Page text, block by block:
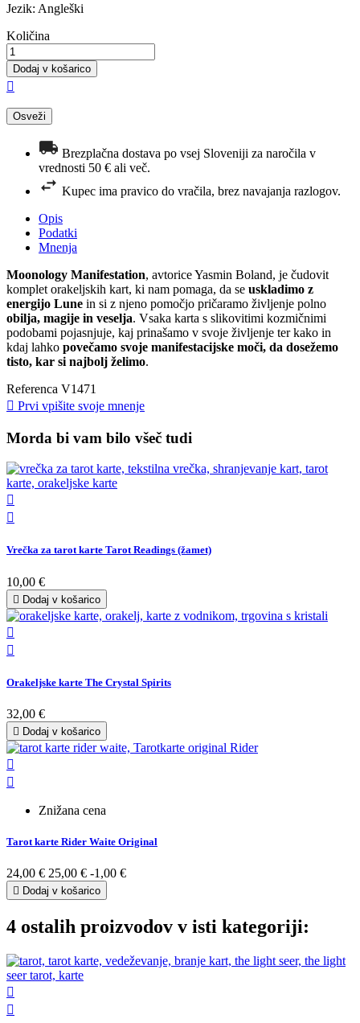
Jezik: Angleški
Količina
Dodaj v košarico

Brezplačna dostava po vsej Sloveniji za naročila v
vrednosti 50 € ali več.
Kupec ima pravico do vračila, brez navajanja razlogov.
Opis
Podatki
Mnenja
Moonology Manifestation, avtorice Yasmin Boland, je čudovit
komplet orakeljskih kart, ki nam pomaga, da se uskladimo z
energijo Lune in si z njeno pomočjo pričaramo življenje polno
obilja, magije in veselja. Vsaka karta s slikovitimi kozmičnimi
podobami pojasnjuje, kaj prinašamo v svoje življenje ter kako in
kdaj lahko povečamo svoje manifestacijske moči, da dosežemo
tisto, kar si najbolj želimo.
Referenca V1471
 Prvi vpišite svoje mnenje
Morda bi vam bilo všeč tudi


Vrečka za tarot karte Tarot Readings (žamet)
10,00 €
 Dodaj v košarico


Orakeljske karte The Crystal Spirits
32,00 €
 Dodaj v košarico


Znižana cena
Tarot karte Rider Waite Original
24,00 € 25,00 € -1,00 €
 Dodaj v košarico
4 ostalih proizvodov v isti kategoriji:

